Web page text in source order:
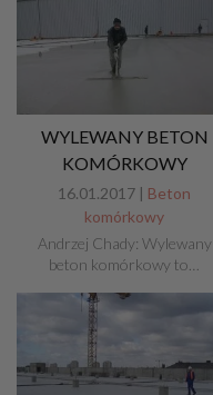
WYLEWANY BETON
KOMÓRKOWY
16.01.2017 | Beton
komórkowy
Andrzej Chady: Wylewany
beton komórkowy to…